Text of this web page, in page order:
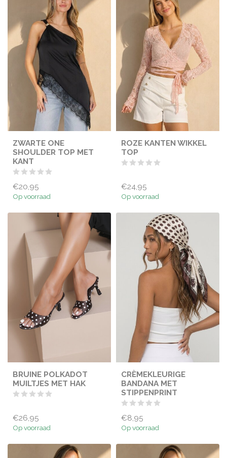
ZWARTE ONE
SHOULDER TOP MET
KANT
€20,95
Op voorraad
ROZE KANTEN WIKKEL
TOP
€24,95
Op voorraad
BRUINE POLKADOT
MUILTJES MET HAK
€26,95
Op voorraad
CRÈMEKLEURIGE
BANDANA MET
STIPPENPRINT
€8,95
Op voorraad